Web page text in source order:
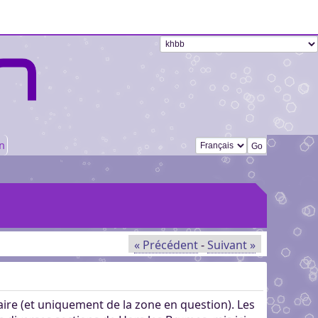
Changer de langue
« Précédent-Suivant »
(et uniquement de la zone en question). Les